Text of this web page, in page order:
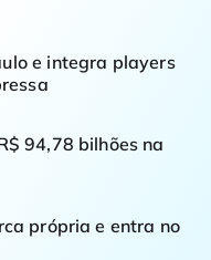
e integra players
94,78 bilhões na
própria e entra no